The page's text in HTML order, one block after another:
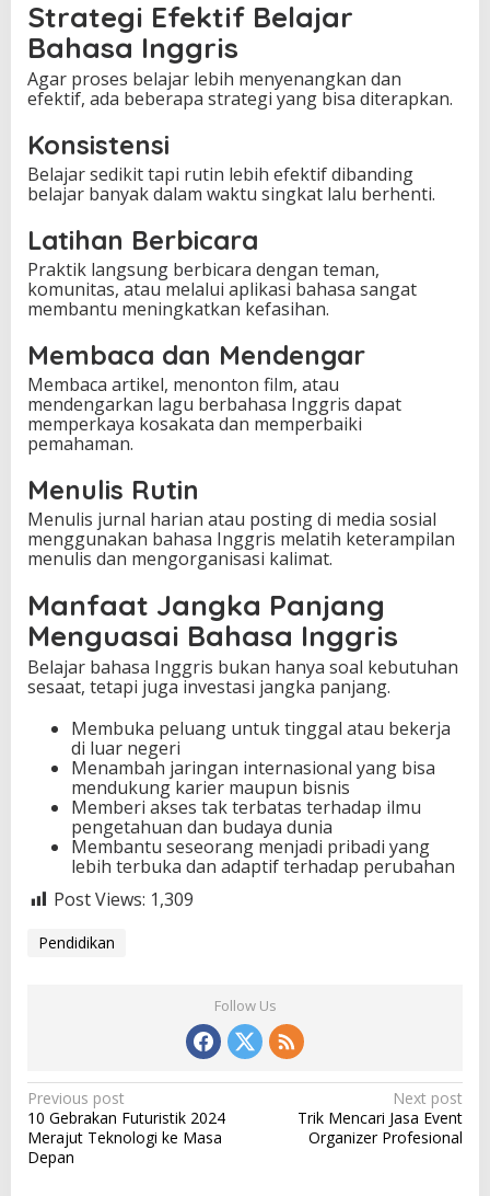
Strategi Efektif Belajar
Bahasa Inggris
Agar proses belajar lebih menyenangkan dan
efektif, ada beberapa strategi yang bisa diterapkan.
Konsistensi
Belajar sedikit tapi rutin lebih efektif dibanding
belajar banyak dalam waktu singkat lalu berhenti.
Latihan Berbicara
Praktik langsung berbicara dengan teman,
komunitas, atau melalui aplikasi bahasa sangat
membantu meningkatkan kefasihan.
Membaca dan Mendengar
Membaca artikel, menonton film, atau
mendengarkan lagu berbahasa Inggris dapat
memperkaya kosakata dan memperbaiki
pemahaman.
Menulis Rutin
Menulis jurnal harian atau posting di media sosial
menggunakan bahasa Inggris melatih keterampilan
menulis dan mengorganisasi kalimat.
Manfaat Jangka Panjang
Menguasai Bahasa Inggris
Belajar bahasa Inggris bukan hanya soal kebutuhan
sesaat, tetapi juga investasi jangka panjang.
Membuka peluang untuk tinggal atau bekerja
di luar negeri
Menambah jaringan internasional yang bisa
mendukung karier maupun bisnis
Memberi akses tak terbatas terhadap ilmu
pengetahuan dan budaya dunia
Membantu seseorang menjadi pribadi yang
lebih terbuka dan adaptif terhadap perubahan
Post Views: 1,309
Pendidikan
Follow Us
P
o
s
Previous post
10 Gebrakan Futuristik 2024
Merajut Teknologi ke Masa
Depan
Next post
Trik Mencari Jasa Event
Organizer Profesional